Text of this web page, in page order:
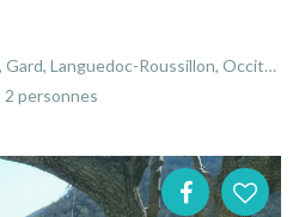
Languedoc-Roussillon, Occitanie, France
2 personnes